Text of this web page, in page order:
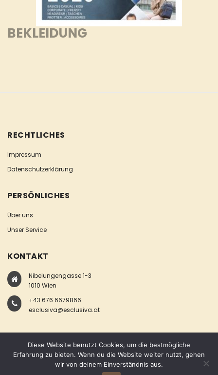
BEKLEIDUNG
RECHTLICHES
Impressum
Datenschutzerklärung
PERSÖNLICHES
Über uns
Unser Service
KONTAKT
Nibelungengasse 1-3
1010 Wien
+43 676 6679866
esclusiva@esclusiva.at
COPYRIGHT © ESCLUSIVA
Diese Website benutzt Cookies, um die bestmögliche
Erfahrung zu bieten. Wenn du die Website weiter nutzt, gehen
wir von deinem Einverständnis aus.